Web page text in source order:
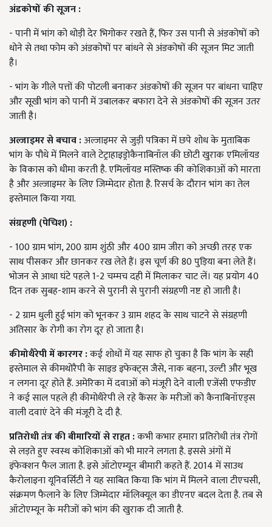
अंडकोषों की सूजन:
- पानी में भांग को थोड़ी देर भिगोकर रखते हैं, फिर उस पानी से अंडकोषों को
धोने से तथा फोम को अंडकोषों पर बांधने से अंडकोषों की सूजन मिट जाती
है।
- भांग के गीले पत्तों की पोटली बनाकर अंडकोषों की सूजन पर बांधना चाहिए
और सूखी भांग को पानी में उबालकर बफारा देने से अंडकोषों की सूजन उतर
जाती है।
अल्जाइमर से बचाव:अल्जाइमर से जुड़ी पत्रिका में छपे शोध के मुताबिक
भांग के पौधे में मिलने वाले टेट्राहाइड्रोकैनाबिनॉल की छोटी खुराक एमिलॉयड
के विकास को धीमा करती है. एमिलॉयड मस्तिष्क की कोशिकाओं को मारता
है और अल्जाइमर के लिए जिम्मेदार होता है. रिसर्च के दौरान भांग का तेल
इस्तेमाल किया गया.
संग्रहणी (पेचिश):
- 100 ग्राम भांग, 200 ग्राम शुंठी और 400 ग्राम जीरा को अच्छी तरह एक
साथ पीसकर और छानकर रख लेते हैं। इस चूर्ण की 80 पुड़िया बना लेते हैं।
भोजन से आधा घंटे पहले 1-2 चम्मच दही में मिलाकर चाट लें। यह प्रयोग 40
दिन तक सुबह-शाम करने से पुरानी से पुरानी संग्रहणी नष्ट हो जाती है।
- 2 ग्राम धुली हुई भांग को भूनकर 3 ग्राम शहद के साथ चाटने से संग्रहणी
अतिसार के रोगी का रोग दूर हो जाता है।
कीमोथैरेपी में कारगर:कई शोधों में यह साफ हो चुका है कि भांग के सही
इस्तेमाल से कीमथोरैपी के साइड इफेक्ट्स जैसे, नाक बहना, उल्टी और भूख
न लगना दूर होते हैं. अमेरिका में दवाओं को मंजूरी देने वाली एजेंसी एफडीए
ने कई साल पहले ही कीमोथैरेपी ले रहे कैंसर के मरीजों को कैनाबिनॉएड्स
वाली दवाएं देने की मंजूरी दे दी है.
प्रतिरोधी तंत्र की बीमारियों से राहत:कभी कभार हमारा प्रतिरोधी तंत्र रोगों
से लड़ते हुए स्वस्थ कोशिकाओं को भी मारने लगता है. इससे अंगों में
इंफेक्शन फैल जाता है. इसे ऑटोएम्यून बीमारी कहते हैं. 2014 में साउथ
कैरोलाइना यूनिवर्सिटी ने यह साबित किया कि भांग में मिलने वाला टीएचसी,
संक्रमण फैलाने के लिए जिम्मेदार मॉलिक्यूल का डीएनए बदल देता है. तब से
ऑटोएम्यून के मरीजों को भांग की खुराक दी जाती है.